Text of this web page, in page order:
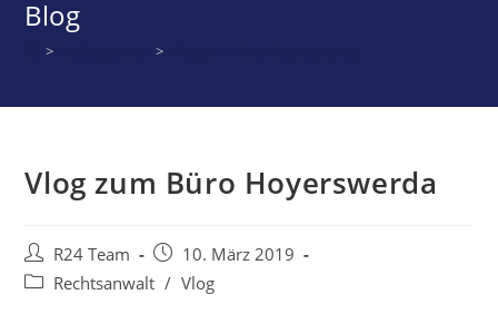
Blog
> >
Vlog zum Büro Hoyerswerda
Beitrags-
Autor:
R24 Team
Beitrag
veröffentlicht:
10. März 2019
Beitrags-
Rechtsanwalt / Vlog